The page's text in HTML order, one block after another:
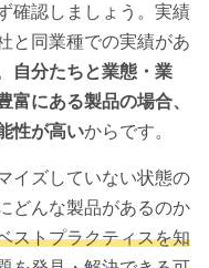
確認しましょう。実績
と同業種での実績があ
自分たちと業態・業
富にある製品の場合、
性が高いからです。
イズしていない状態の
どんな製品があるのか
ストプラクティスを知